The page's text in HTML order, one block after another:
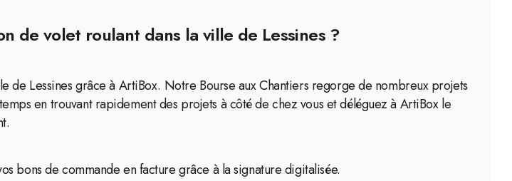
de volet roulant dans la ville de Lessines ?
Lessines grâce à ArtiBox. Notre Bourse aux Chantiers regorge de nombreux projets
en trouvant rapidement des projets à côté de chez vous et déléguez à ArtiBox le
bons de commande en facture grâce à la signature digitalisée.